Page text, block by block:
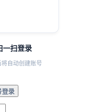
一扫登录
自动创建账号
登录